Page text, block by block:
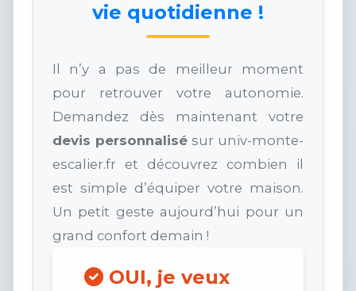
vie quotidienne !
Il n’y a pas de meilleur moment
pour retrouver votre autonomie.
Demandez dès maintenant votre
devis personnalisé sur univ-monte-
escalier.fr et découvrez combien il
est simple d’équiper votre maison.
Un petit geste aujourd’hui pour un
grand confort demain !
OUI, je veux